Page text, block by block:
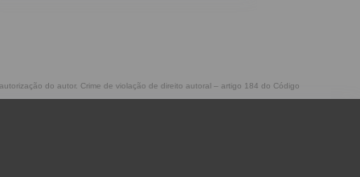
do autor. Crime de violação de direito autoral – artigo 184 do Código